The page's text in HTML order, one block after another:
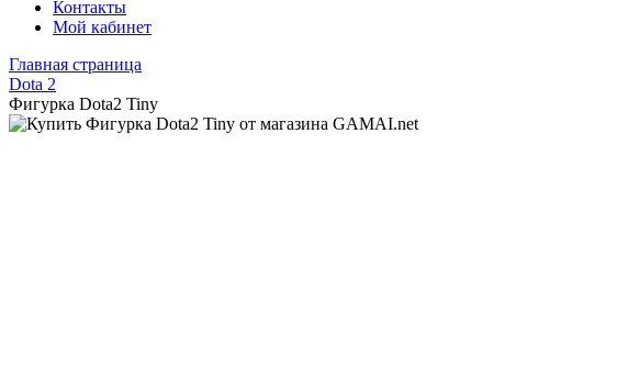
Контакты
Мой кабинет
Главная страница
Dota 2
Фигурка Dota2 Tiny